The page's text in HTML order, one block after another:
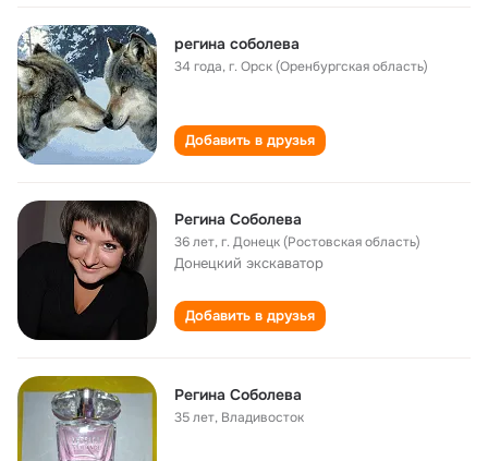
регина соболева
34 года,г. Орск (Оренбургская область)
Добавить в друзья
Регина Соболева
36 лет,г. Донецк (Ростовская область)
Донецкий экскаватор
Добавить в друзья
Регина Соболева
35 лет, Владивосток